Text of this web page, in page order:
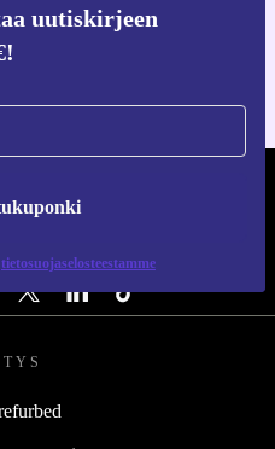
uutiskirjeen
tietosuojaselosteestamme
Androidille